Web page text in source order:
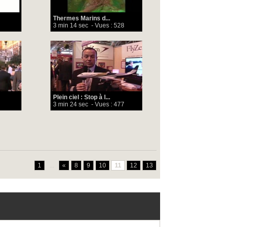
Thermes Marins d...
3 min 14 sec - Vues : 528
Plein ciel : Stop à l...
3 min 24 sec - Vues : 477
1 ... « 8 9 10 11 12 13